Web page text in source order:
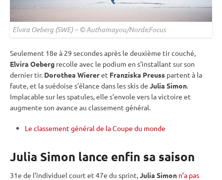
Elvira Oeberg (SWE) – © Authamayou/NordicFocus
Seulement 18e à 29 secondes après le deuxième tircouché,
Elvira Oeberg recolle avec le podium en s’installant sur son
dernier tir. Dorothea Wiereret Franziska Preuss partent à la
faute, et la suédoise s’élance dans les skis de Julia Simon.
Implacable sur les spatules, elle s’envole vers la victoire et
augmente son avance au classement général.
Le classement général de la Coupe du monde
Julia Simon lance enfin sa saison
31e de l’individuel court et 47e du sprint,Julia Simon n’a pas